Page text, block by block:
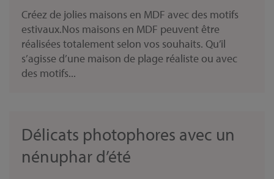
Créez de jolies maisons en MDF avec des motifs
estivaux.Nos maisons en MDF peuvent être
réalisées totalement selon vos souhaits. Qu’il
s’agisse d’une maison de plage réaliste ou avec
des motifs...
Délicats photophores avec un
nénuphar d’été